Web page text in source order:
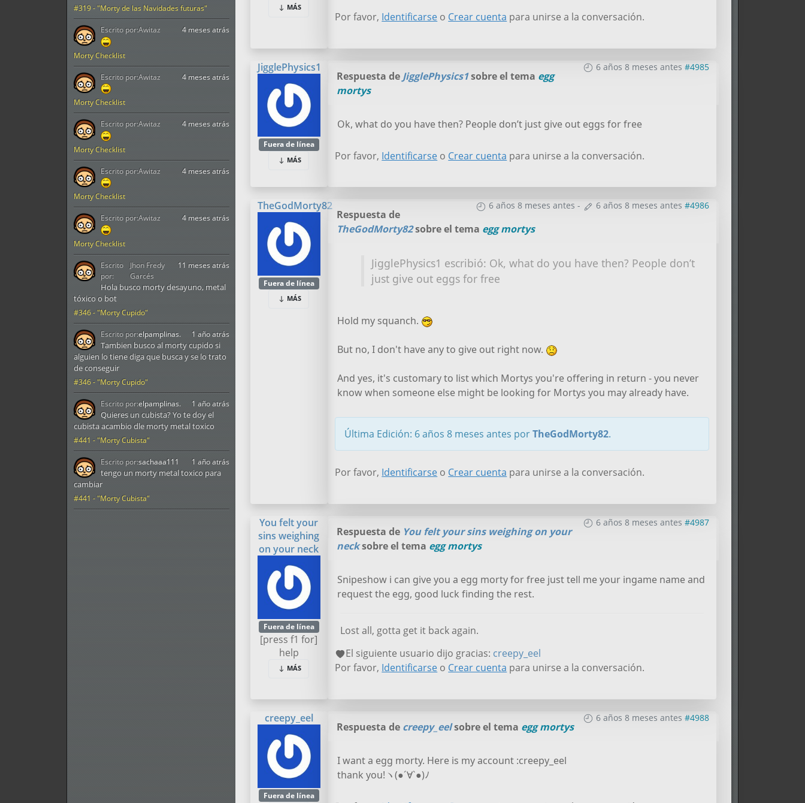
#319 - "Morty de las Navidades futuras"
Morty Checklist
4 meses atrás
Escrito por:Awitaz
Morty Checklist
4 meses atrás
Escrito por:Awitaz
Morty Checklist
4 meses atrás
Escrito por:Awitaz
Morty Checklist
4 meses atrás
Escrito por:Awitaz
Morty Checklist
4 meses atrás
Escrito por:Awitaz
#346 - "Morty Cupido"
11 meses atrás
Hola busco morty desayuno, metal
tóxico o bot
Escrito
por:
Jhon Fredy
Garcés
#346 - "Morty Cupido"
1 año atrás
Tambien busco al morty cupido si
alguien lo tiene diga que busca y se lo trato
de conseguir
Escrito por:elpamplinas.
#441 - "Morty Cubista"
1 año atrás
Quieres un cubista? Yo te doy el
cubista acambio dle morty metal toxico
Escrito por:elpamplinas.
#441 - "Morty Cubista"
1 año atrás
tengo un morty metal toxico para
cambiar
Escrito por:sachaaa111
MÁS
Por favor, Identificarse o Crear cuenta para unirse a la conversación.
JigglePhysics1
Fuera de línea
MÁS
6 años 8 meses antes #4985
Respuesta de JigglePhysics1sobre el tema egg
mortys
Ok, what do you have then? People don’t just give out eggs for free
Por favor, Identificarse o Crear cuenta para unirse a la conversación.
TheGodMorty82
Fuera de línea
MÁS
6 años 8 meses antes - 6 años 8 meses antes #4986
Respuesta de
TheGodMorty82sobre el tema egg mortys
JigglePhysics1 escribió: Ok, what do you have then? People don’t
just give out eggs for free
Hold my squanch.
But no, I don't have any to give out right now.
And yes, it's customary to list which Mortys you're offering in return - you never
know when someone else might be looking for Mortys you may already have.
Última Edición: 6 años 8 meses antes porTheGodMorty82.
Por favor, Identificarse o Crear cuenta para unirse a la conversación.
You felt your
sins weighing
on your neck
Fuera de línea
[press f1 for]
help
MÁS
6 años 8 meses antes #4987
Respuesta de You felt your sins weighing on your
necksobre el tema egg mortys
Snipeshow i can give you a egg morty for free just tell me your ingame name and
request the egg, good luck finding the rest.
Lost all, gotta get it back again.
El siguiente usuario dijo gracias: creepy_eel
Por favor, Identificarse o Crear cuenta para unirse a la conversación.
creepy_eel
Fuera de línea
6 años 8 meses antes #4988
Respuesta de creepy_eelsobre el tema egg mortys
I want a egg morty. Here is my account :creepy_eel
thank you!ヽ(●´∀`●)ﾉ